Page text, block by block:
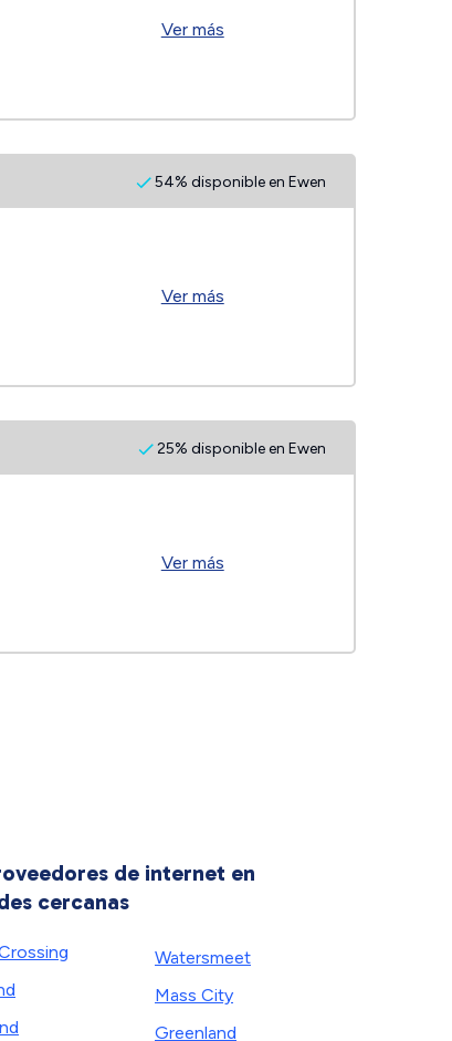
Ver más
54% disponible en Ewen
Ver más
25% disponible en Ewen
Ver más
de internet en
cercanas
Watersmeet
Mass City
Greenland